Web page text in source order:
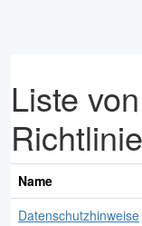
Liste
Name
Datenschutzhinweise